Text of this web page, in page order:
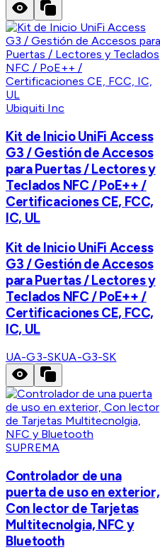
Ubiquiti Inc
Kit de Inicio UniFi Access
G3 / Gestión de Accesos
para Puertas / Lectores y
Teclados NFC / PoE++ /
Certificaciones CE, FCC,
IC, UL
Kit de Inicio UniFi Access
G3 / Gestión de Accesos
para Puertas / Lectores y
Teclados NFC / PoE++ /
Certificaciones CE, FCC,
IC, UL
UA-G3-SKUA-G3-SK
SUPREMA
Controlador de una
puerta de uso en exterior,
Con lector de Tarjetas
Multitecnolgia, NFC y
Bluetooth